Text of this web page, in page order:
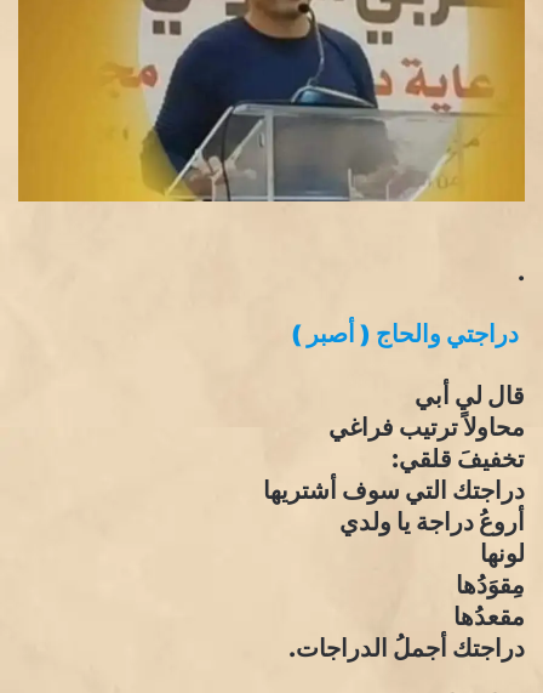
.
دراجتي والحاج ( أصبر )
قال لي أبي
محاولاً ترتيب فراغي
تخفيفَ قلقي:
دراجتك التي سوف أشتريها
أروعُ دراجة يا ولدي
لونها
مِقوَدُها
مقعدُها
دراجتك أجملُ الدراجات.